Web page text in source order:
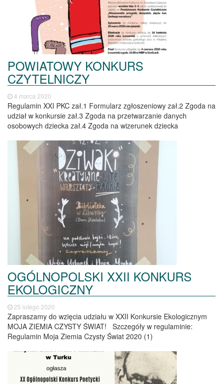
POWIATOWY KONKURS
CZYTELNICZY
4 marca 2020
Regulamin XXI PKC zał.1 Formularz zgłoszeniowy zał.2 Zgoda na
udział w konkursie zał.3 Zgoda na przetwarzanie danych
osobowych dziecka zał.4 Zgoda na wizerunek dziecka
OGÓLNOPOLSKI XXII KONKURS
EKOLOGICZNY
25 lutego 2020
Zapraszamy do wzięcia udziału w XXII Konkursie Ekologicznym
MOJA ZIEMIA CZYSTY ŚWIAT! Szczegóły w regulaminie:
Regulamin Moja Ziemia Czysty Świat 2020 (1)